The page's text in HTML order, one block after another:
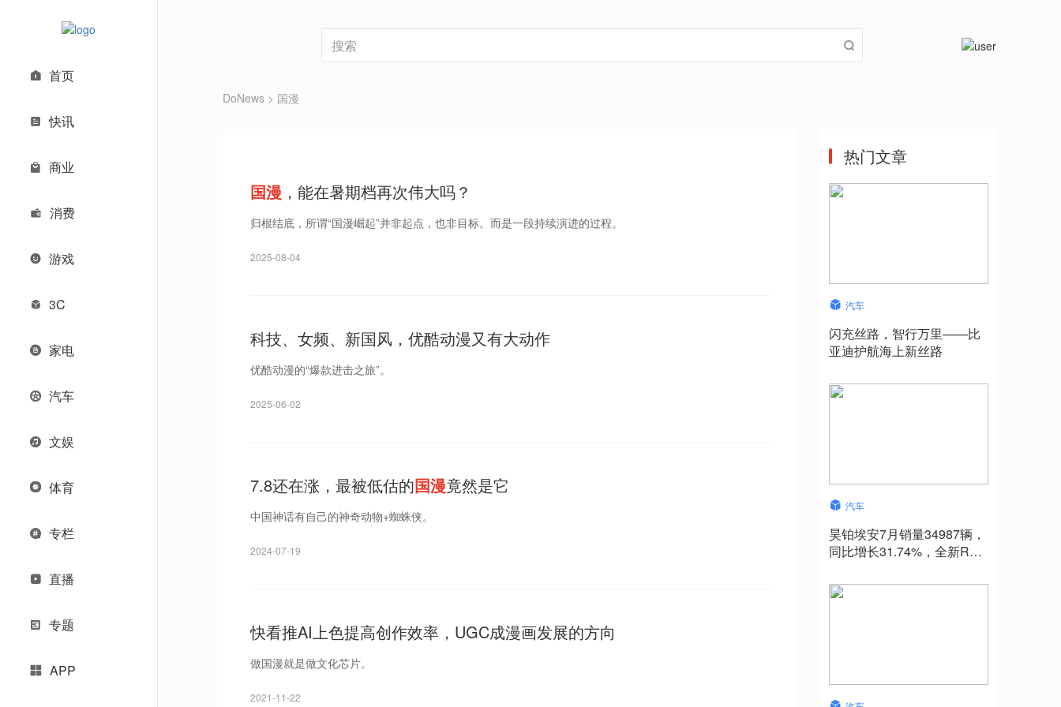
首页
快讯
商业
消费
游戏
3C
家电
汽车
文娱
体育
专栏
直播
专题
APP
DoNews > 国漫
国漫 ，能在暑期档再次伟大吗？
归根结底，所谓“国漫崛起”并非起点，也非目标。而是一段持续演进的过程。
2025-08-04
科技、女频、新国风，优酷动漫又有大动作
优酷动漫的“爆款进击之旅”。
2025-06-02
7.8还在涨，最被低估的国漫竟然是它
中国神话有自己的神奇动物+蜘蛛侠。
2024-07-19
快看推AI上色提高创作效率，UGC成漫画发展的方向
做国漫就是做文化芯片。
2021-11-22
热门文章
汽车
闪充丝路，智行万里——比
亚迪护航海上新丝路
汽车
昊铂埃安7月销量34987辆，
同比增长31.74%，全新Ray